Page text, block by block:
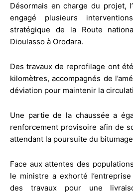
Désormais en charge du projet,
engagé plusieurs
stratégique de la Route
Dioulasso à Orodara.
Des travaux de reprofilage ont
kilomètres, accompagnés de
déviation pour maintenir la
Une partie de la chaussée a
renforcement provisoire afin de
attendant la poursuite du
Face aux attentes des
le ministre a exhorté
des travaux pour une